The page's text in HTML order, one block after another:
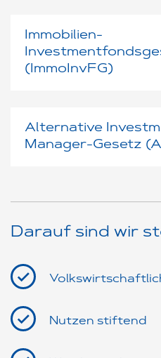
Immobilien-
(ImmoInvFG)
Alternative
Manager-Gesetz
Darauf sind wir
Nutzen stiftend